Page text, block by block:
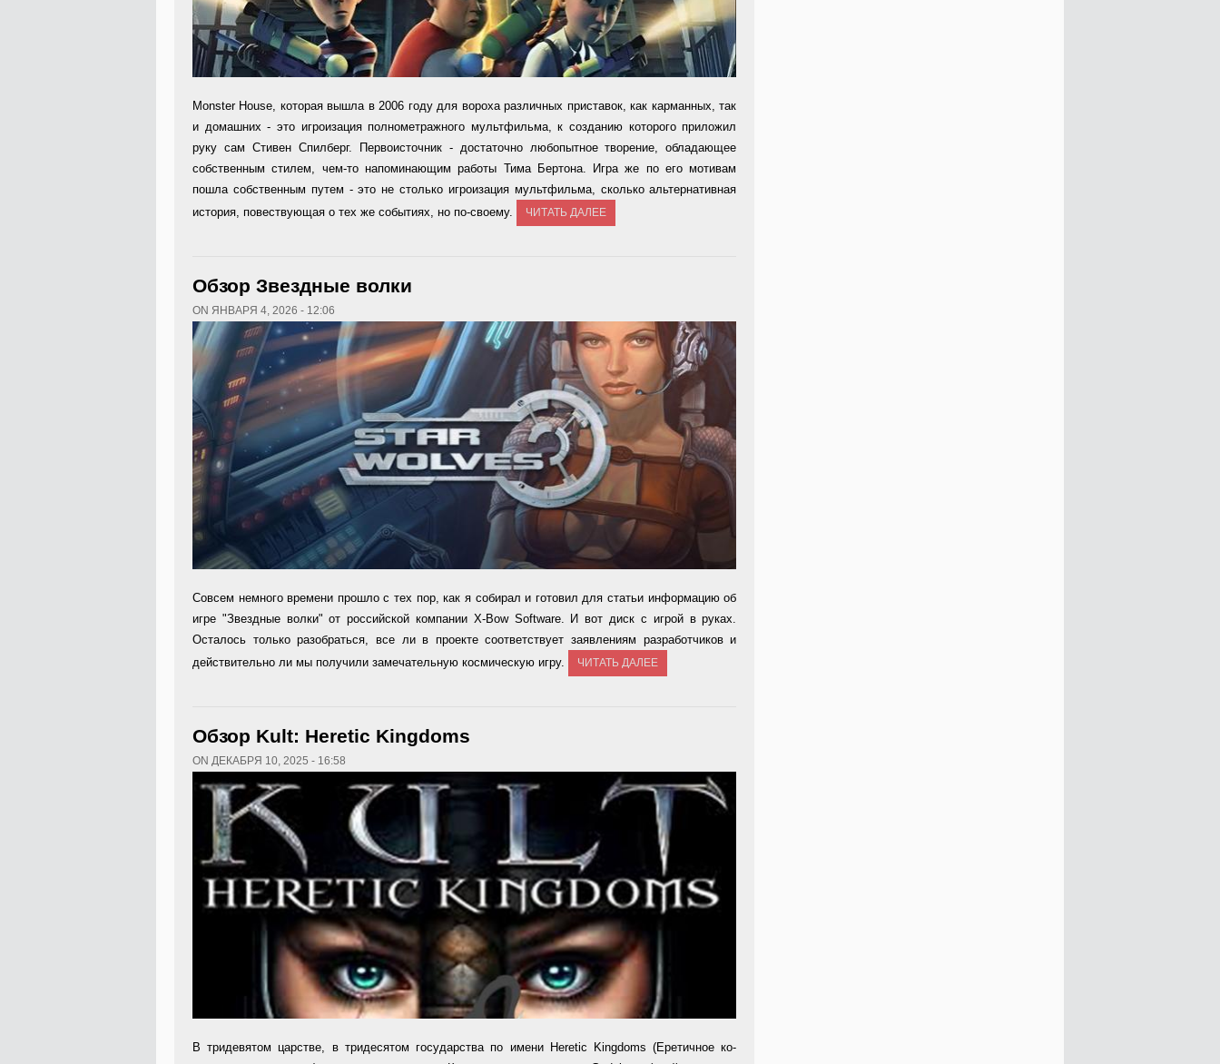
Monster House, которая вышла в 2006 году для вороха различных приставок, как карманных, так
и домашних - это игроизация полнометражного мультфильма, к созданию которого приложил
руку сам Стивен Спилберг. Первоисточник - достаточно любопытное творение, обладающее
собственным стилем, чем-то напоминающим работы Тима Бертона. Игра же по его мотивам
пошла собственным путем - это не столько игроизация мультфильма, сколько альтернативная
история, повествующая о тех же событиях, но по-своему.
ЧИТАТЬ ДАЛЕЕ
Обзор Звездные волки
ON ЯНВАРЯ 4, 2026 - 12:06
Совсем немного времени про­шло с тех пор, как я собирал и готовил для статьи информа­цию об
игре "Звездные волки" от российской компании X-Bow Software. И вот диск с игрой в руках.
Осталось только разо­браться, все ли в проекте соот­ветствует заявлениям разра­ботчиков и
действительно ли мы получили замечательную космическую игру.
ЧИТАТЬ ДАЛЕЕ
Обзор Kult: Heretic Kingdoms
ON ДЕКАБРЯ 10, 2025 - 16:58
В тридевятом царстве, в триде­сятом государства по имени Heretic Kingdoms (Еретичное ко­